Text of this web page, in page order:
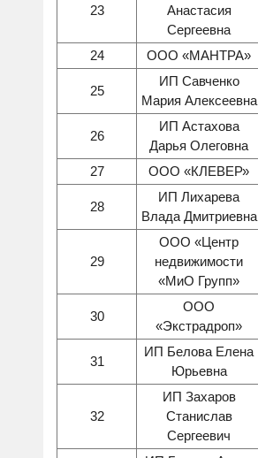
23
Анастасия
Сергеевна
24 ООО «МАНТРА»
25
ИП Савченко
Мария Алексеевна
26
ИП Астахова
Дарья Олеговна
27 ООО «КЛЕВЕР»
28
ИП Лихарева
Влада Дмитриевна
29
ООО «Центр
недвижимости
«МиО Групп»
30
ООО
«Экстрадроп»
31
ИП Белова Елена
Юрьевна
32
ИП Захаров
Станислав
Сергеевич